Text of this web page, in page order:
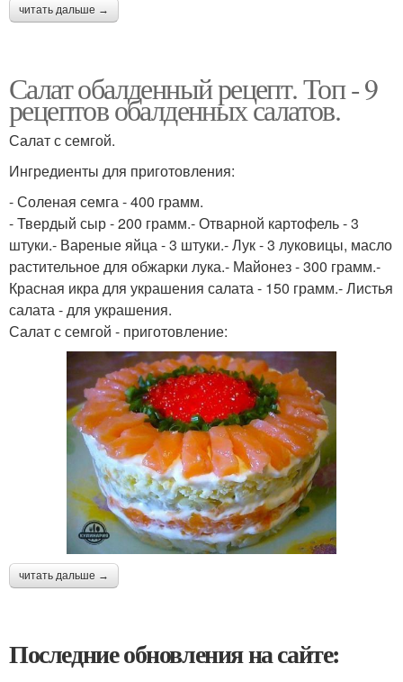
читать дальше →
Салат обалденный рецепт. Топ - 9
рецептов обалденных салатов.
Салат с семгой.
Ингредиенты для приготовления:
- Соленая семга - 400 грамм.
- Твердый сыр - 200 грамм.- Отварной картофель - 3
штуки.- Вареные яйца - 3 штуки.- Лук - 3 луковицы, масло
растительное для обжарки лука.- Майонез - 300 грамм.-
Красная икра для украшения салата - 150 грамм.- Листья
салата - для украшения.
Салат с семгой - приготовление:
читать дальше →
Последние обновления на сайте: